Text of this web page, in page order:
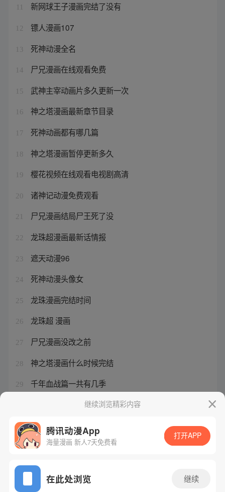
新网球王子漫画完结了没有
12 镖人漫画107
13 死神动漫全名
14 尸兄漫画在线观看免费
15 武神主宰动画片多久更新一次
16 神之塔漫画最新章节目录
17 死神动画都有哪几篇
18 神之塔漫画暂停更新多久
19 樱花视频在线观看电视剧高清
20 诸神记动漫免费观看
21 尸兄漫画结局尸王死了没
22 龙珠超漫画最新话情报
23 遮天动漫96
24 死神动漫头像女
25 龙珠漫画完结时间
26 龙珠超 漫画
27 尸兄漫画没改之前
28 神之塔漫画什么时候完结
29 千年血战篇一共有几季
神之塔漫画第三季218继续浏览精彩内容
腾讯动漫App
海量漫画 新人7天免费看
打开APP
在此处浏览 继续
网站备案/许可证号：粤B2-20090059-5
Copyright©1998 - 2026 Tencent. All Rights Reserved